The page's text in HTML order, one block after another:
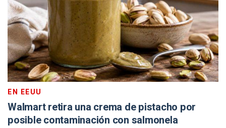
EN EEUU
Walmart retira una crema de pistacho por
posible contaminación con salmonela